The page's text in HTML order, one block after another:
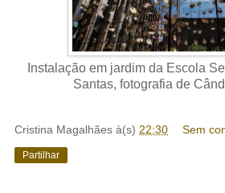
Instalação em jardim da Escola
Santas, fotografia de
Cristina Magalhães à(s) 22:30 Sem
Partilhar